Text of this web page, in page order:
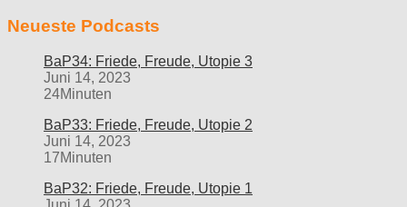
Neueste Podcasts
BaP34: Friede, Freude, Utopie 3
Juni 14, 2023
24Minuten
BaP33: Friede, Freude, Utopie 2
Juni 14, 2023
17Minuten
BaP32: Friede, Freude, Utopie 1